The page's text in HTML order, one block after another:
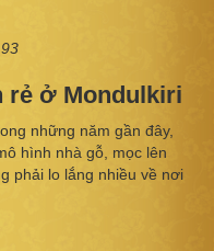
rẻ ở Mondulkiri
những năm gần đây,
hình nhà gỗ, mọc lên
phải lo lắng nhiều về nơi